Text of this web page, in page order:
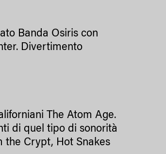
Banda Osiris con
Divertimento
The Atom Age.
di quel tipo di sonorità
the Crypt, Hot Snakes